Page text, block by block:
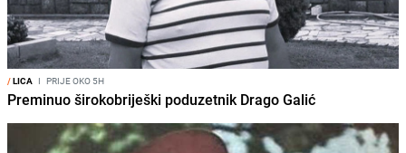
/LICA I PRIJE OKO 5H
Preminuo širokobriješki poduzetnik Drago Galić